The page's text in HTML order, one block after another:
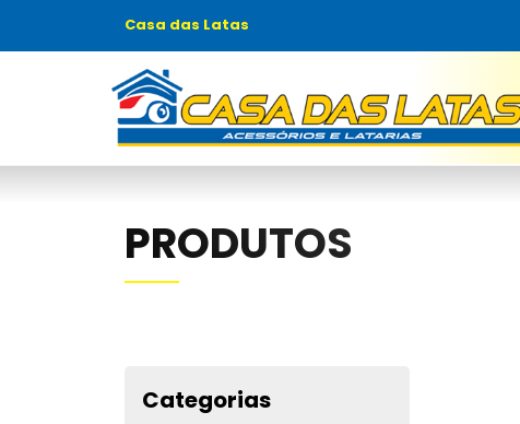
Casa das Latas
PRODUTOS
Categorias